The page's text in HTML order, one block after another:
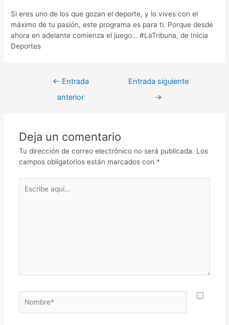
Si eres uno de los que gozan el deporte, y lo vives con el
máximo de tu pasión, este programa es para ti. Porque desde
ahora en adelante comienza el juego… #LaTribuna, de Inicia
Deportes
← Entrada
anterior
Entrada siguiente
→
Deja un comentario
Tu dirección de correo electrónico no será publicada. Los
campos obligatorios están marcados con *
aquí...